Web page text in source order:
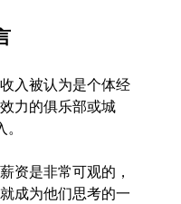
入被认为是个体经
力的俱乐部或城
资是非常可观的，
成为他们思考的一